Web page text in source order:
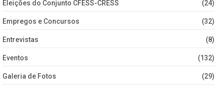
Eleições do Conjunto CFESS-CRESS (24)
Empregos e Concursos (32)
Entrevistas (8)
Eventos (132)
Galeria de Fotos (29)